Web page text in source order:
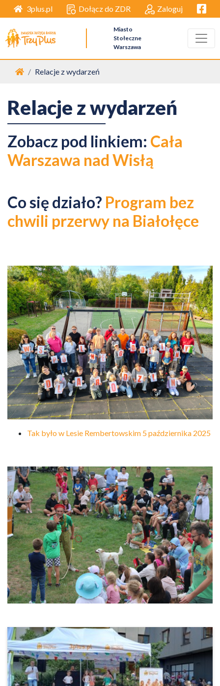
3plus.pl Dołącz do ZDR Zaloguj
Miasto
Stołeczne
Warszawa
Strona główna
Relacje z wydarzeń
Relacje z wydarzeń
Zobacz pod linkiem: Cała
Warszawa nad Wisłą
Co się działo? Program bez
chwili przerwy na Białołęce
Tak było w Lesie Rembertowskim 5 października 2025